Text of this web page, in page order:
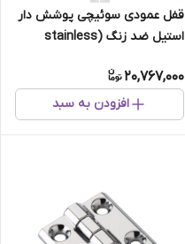
قفل عمودی سوئیچی پوشش دار
استیل ضد زنگ (stainless
20,767,000
افزودن به سبد